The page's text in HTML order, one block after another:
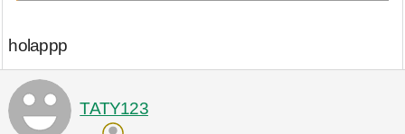
holappp
TATY123